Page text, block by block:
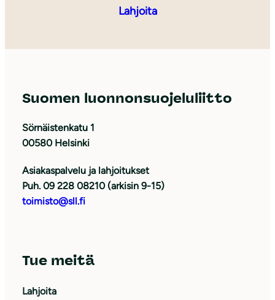
Lahjoita
Suomen luonnonsuojeluliitto
Sörnäistenkatu 1
00580 Helsinki
Asiakaspalvelu ja lahjoitukset
Puh. 09 228 08210 (arkisin 9-15)
toimisto@sll.fi
Tue meitä
Lahjoita